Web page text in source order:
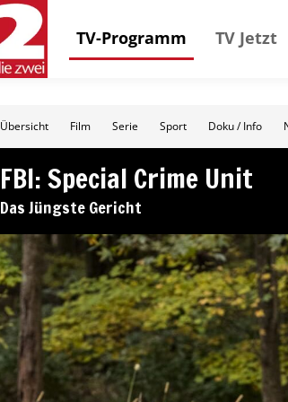
TV-Programm TV Jetzt
Übersicht Film Serie Sport Doku / Info
FBI: Special Crime Unit
Das Jüngste Gericht